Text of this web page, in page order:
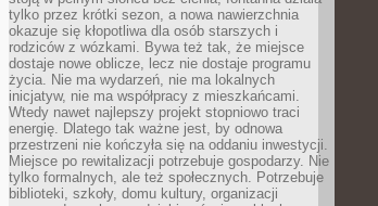
tylko przez krótki sezon, a nowa nawierzchnia
okazuje się kłopotliwa dla osób starszych i
rodziców z wózkami. Bywa też tak, że miejsce
dostaje nowe oblicze, lecz nie dostaje programu
życia. Nie ma wydarzeń, nie ma lokalnych
inicjatyw, nie ma współpracy z mieszkańcami.
Wtedy nawet najlepszy projekt stopniowo traci
energię. Dlatego tak ważne jest, by odnowa
przestrzeni nie kończyła się na oddaniu inwestycji.
Miejsce po rewitalizacji potrzebuje gospodarzy. Nie
tylko formalnych, ale też społecznych. Potrzebuje
biblioteki, szkoły, domu kultury, organizacji